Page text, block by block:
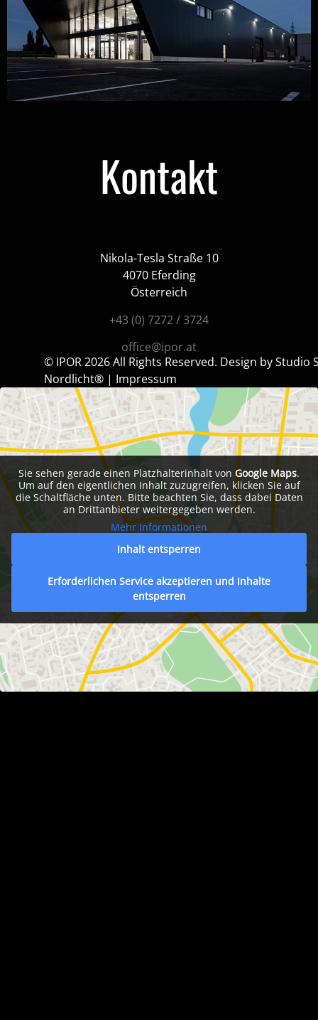
Sie sehen gerade einen Platzhalterinhalt von Google Maps.
Um auf den eigentlichen Inhalt zuzugreifen, klicken Sie auf
die Schaltfläche unten. Bitte beachten Sie, dass dabei Daten
an Drittanbieter weitergegeben werden.
Mehr Informationen
Inhalt entsperren
Erforderlichen Service akzeptieren und Inhalte
entsperren
Kontakt
Nikola-Tesla Straße 10
4070 Eferding
Österreich
+43 (0) 7272 / 3724
office@ipor.at
© IPOR 2026 All Rights Reserved. Design by Studio
Nordlicht® | Impressum